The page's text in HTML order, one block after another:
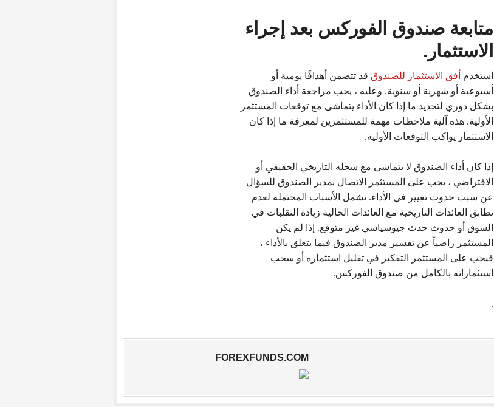
متابعة صندوق الفوركس بعد إجراء
الاستثمار.
استخدم أفق الاستثمار للصندوق قد تتضمن أهدافًا يومية أو
أسبوعية أو شهرية أو سنوية. وعليه ، يجب مراجعة أداء الصندوق
بشكل دوري لتحديد ما إذا كان الأداء يتماشى مع توقعات المستثمر
الأولية. هذه آلية ملاحظات مهمة للمستثمرين لمعرفة ما إذا كان
الاستثمار يواكب التوقعات الأولية.
إذا كان أداء الصندوق لا يتماشى مع سجله التاريخي الحقيقي أو
الافتراضي ، يجب على المستثمر الاتصال بمدير الصندوق للسؤال
عن سبب حدوث تغيير في الأداء. تشمل الأسباب المحتملة لعدم
تطابق العائدات التاريخية مع العائدات الحالية زيادة التقلبات في
السوق أو حدوث حدث جيوسياسي غير متوقع. إذا لم يكن
المستثمر راضياً عن تفسير مدير الصندوق فيما يتعلق بالأداء ،
فيجب على المستثمر التفكير في تقليل استثماره أو سحب
استثماراته بالكامل من صندوق الفوركس.
.
FOREXFUNDS.COM